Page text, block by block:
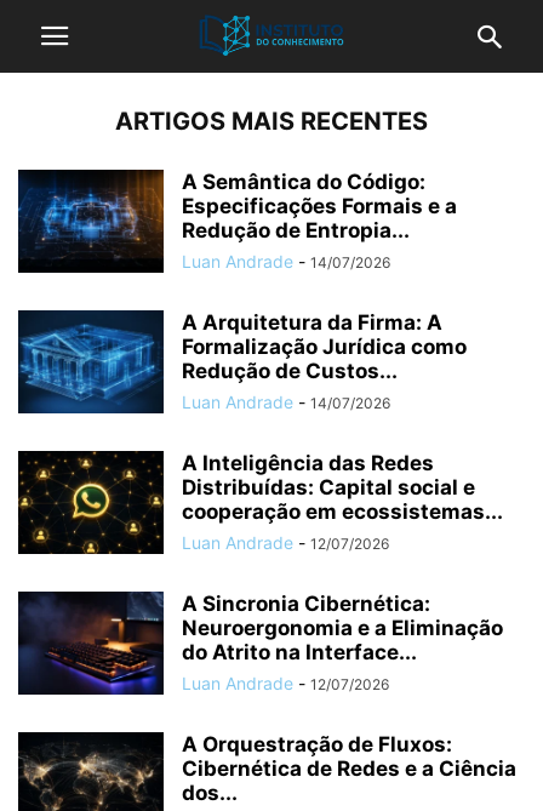
ARTIGOS MAIS RECENTES
A Semântica do Código:
Especificações Formais e a
Redução de Entropia...
Luan Andrade - 14/07/2026
A Arquitetura da Firma: A
Formalização Jurídica como
Redução de Custos...
Luan Andrade - 14/07/2026
A Inteligência das Redes
Distribuídas: Capital social e
cooperação em ecossistemas...
Luan Andrade - 12/07/2026
A Sincronia Cibernética:
Neuroergonomia e a Eliminação
do Atrito na Interface...
Luan Andrade - 12/07/2026
A Orquestração de Fluxos:
Cibernética de Redes e a Ciência
dos...